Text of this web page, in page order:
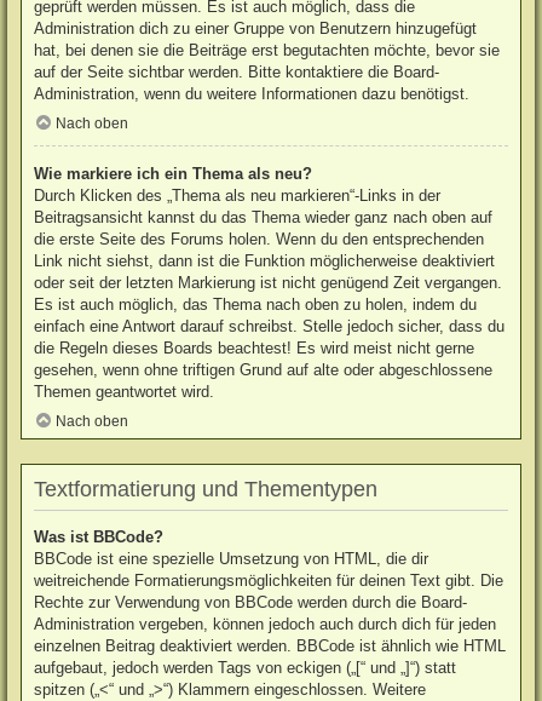
geprüft werden müssen. Es ist auch möglich, dass die
Administration dich zu einer Gruppe von Benutzern hinzugefügt
hat, bei denen sie die Beiträge erst begutachten möchte, bevor sie
auf der Seite sichtbar werden. Bitte kontaktiere die Board-
Administration, wenn du weitere Informationen dazu benötigst.
Nach oben
Wie markiere ich ein Thema als neu?
Durch Klicken des „Thema als neu markieren“-Links in der
Beitragsansicht kannst du das Thema wieder ganz nach oben auf
die erste Seite des Forums holen. Wenn du den entsprechenden
Link nicht siehst, dann ist die Funktion möglicherweise deaktiviert
oder seit der letzten Markierung ist nicht genügend Zeit vergangen.
Es ist auch möglich, das Thema nach oben zu holen, indem du
einfach eine Antwort darauf schreibst. Stelle jedoch sicher, dass du
die Regeln dieses Boards beachtest! Es wird meist nicht gerne
gesehen, wenn ohne triftigen Grund auf alte oder abgeschlossene
Themen geantwortet wird.
Nach oben
Textformatierung und Thementypen
Was ist BBCode?
BBCode ist eine spezielle Umsetzung von HTML, die dir
weitreichende Formatierungsmöglichkeiten für deinen Text gibt. Die
Rechte zur Verwendung von BBCode werden durch die Board-
Administration vergeben, können jedoch auch durch dich für jeden
einzelnen Beitrag deaktiviert werden. BBCode ist ähnlich wie HTML
aufgebaut, jedoch werden Tags von eckigen („[“ und „]“) statt
spitzen („<“ und „>“) Klammern eingeschlossen. Weitere